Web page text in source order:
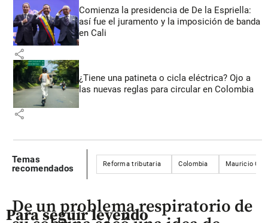
Comienza la presidencia de De la Espriella:
así fue el juramento y la imposición de banda
en Cali
share
¿Tiene una patineta o cicla eléctrica? Ojo a
las nuevas reglas para circular en Colombia
share
Temas
recomendados
Reforma tributaria Colombia Mauricio
Para seguir leyendo
De un problema respiratorio de